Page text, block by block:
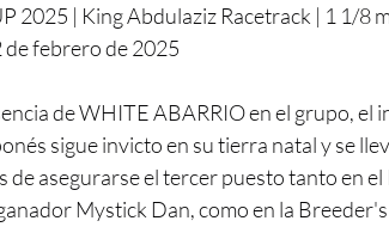
2025 | King Abdulaziz Racetrack | 1 1/8
de febrero de 2025
de WHITE ABARRIO en el grupo, el
sigue invicto en su tierra natal y se
de asegurarse el tercer puesto tanto en
Mystick Dan, como en la